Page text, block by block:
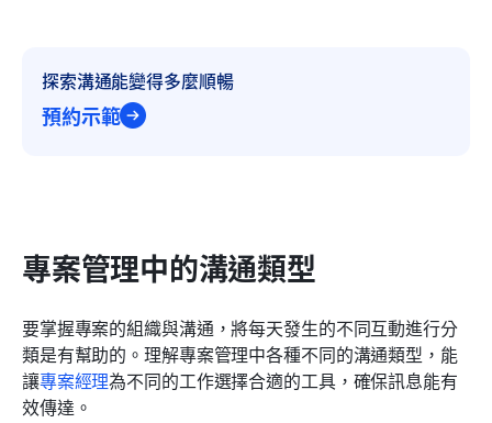
探索溝通能變得多麼順暢
預約示範
專案管理中的溝通類型
要掌握專案的組織與溝通，將每天發生的不同互動進行分
類是有幫助的。理解專案管理中各種不同的溝通類型，能
讓專案經理為不同的工作選擇合適的工具，確保訊息能有
效傳達。